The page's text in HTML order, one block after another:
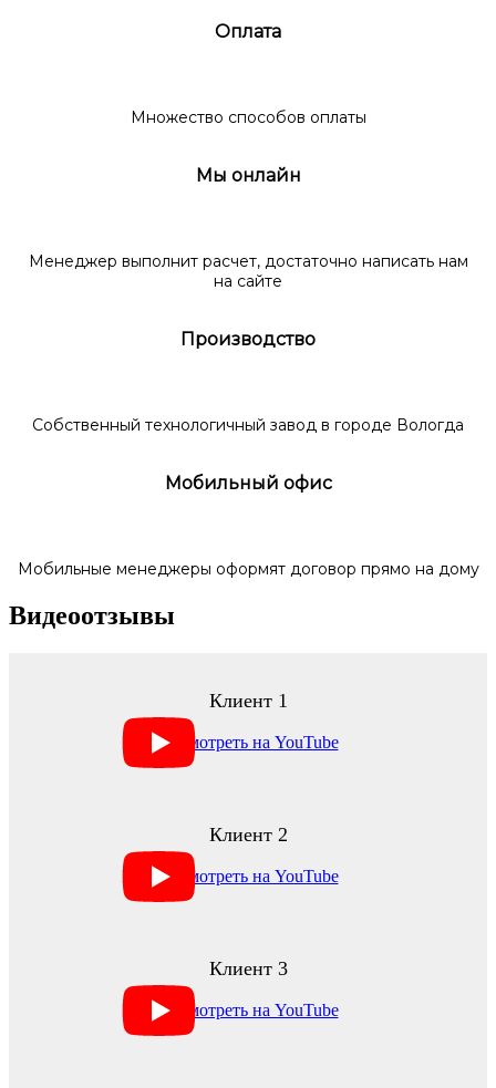
Оплата
Множество способов оплаты
Мы онлайн
Менеджер выполнит расчет, достаточно написать нам
на сайте
Производство
Собственный технологичный завод в городе Вологда
Мобильный офис
Мобильные менеджеры оформят договор прямо на дому
Видеоотзывы
Клиент 1
Клиент 2
Клиент 3